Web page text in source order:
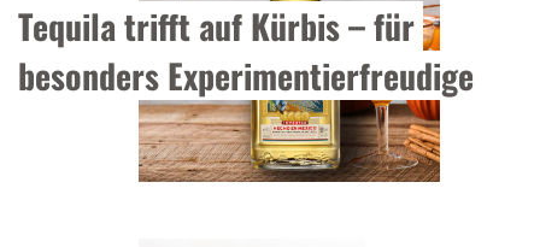
Tequila trifft auf Kürbis – für
besonders Experimentierfreudige